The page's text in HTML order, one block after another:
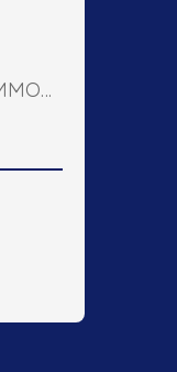
DOMIERE CONSEIL IMMOBILIER